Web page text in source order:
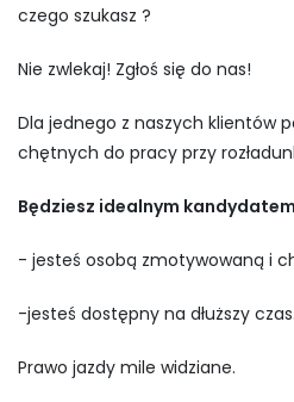
czego szukasz ?
Nie zwlekaj! Zgłoś się do nas!
Dla jednego z naszych klientów
chętnych do pracy przy
Będziesz idealnym
- jesteś osobą zmotywowaną i
-jesteś dostępny na dłuższy czas.
Prawo jazdy mile widziane.